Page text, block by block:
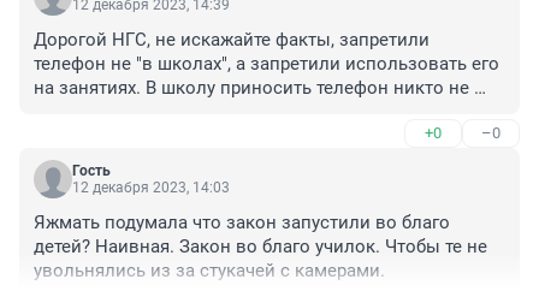
12 декабря 2023, 14:39
Дорогой НГС, не искажайте факты, запретили
телефон не "в школах", а запретили использовать его
на занятиях. В школу приносить телефон никто не
что телефон в школу нельзя, так он потом ей
отплатит тем же.
+0 –0
Гость
12 декабря 2023, 14:03
Яжмать подумала что закон запустили во благо
детей? Наивная. Закон во благо училок. Чтобы те не
увольнялись из за стукачей с камерами.